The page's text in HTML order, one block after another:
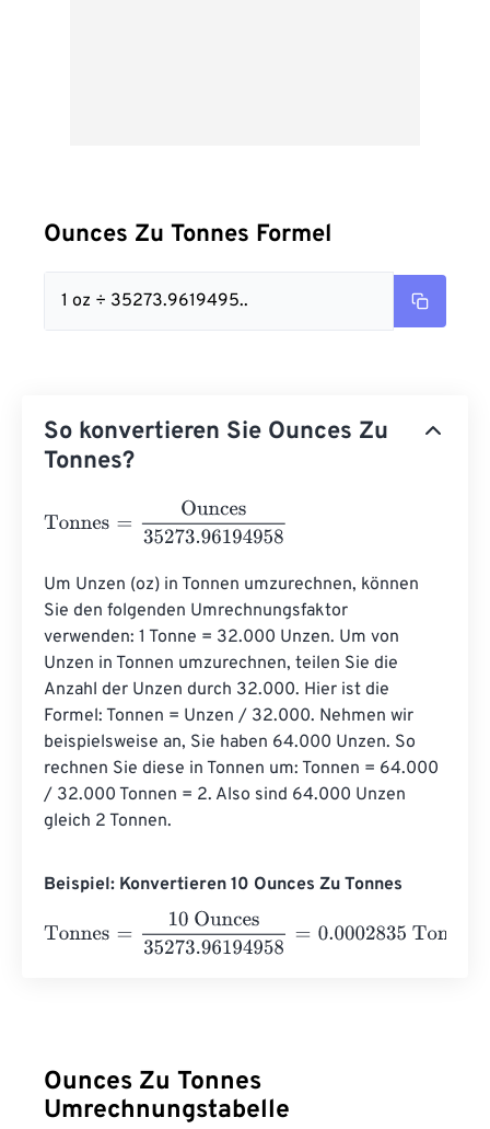
Ounces Zu Tonnes Formel
1 oz ÷ 35273.9619495..
So konvertieren Sie Ounces Zu
Tonnes?
Tonnes 35273.96194958
Um Unzen (oz) in Tonnen umzurechnen, können
Sie den folgenden Umrechnungsfaktor
verwenden: 1 Tonne = 32.000 Unzen. Um von
Unzen in Tonnen umzurechnen, teilen Sie die
Anzahl der Unzen durch 32.000. Hier ist die
Formel: Tonnen = Unzen / 32.000. Nehmen wir
beispielsweise an, Sie haben 64.000 Unzen. So
rechnen Sie diese in Tonnen um: Tonnen = 64.000
/ 32.000 Tonnen = 2. Also sind 64.000 Unzen
gleich 2 Tonnen.
Beispiel: Konvertieren 10 Ounces Zu Tonnes
Tonnes
10 Ounces 35273.96194958 = 0.0002835
Ounces Zu Tonnes
Umrechnungstabelle